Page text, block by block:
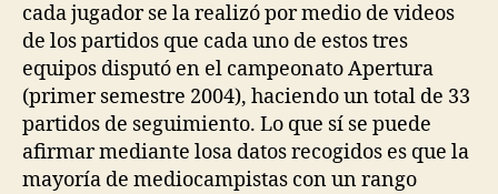
cada jugador se la realizó por medio de videos
de los partidos que cada uno de estos tres
equipos disputó en el campeonato Apertura
(primer semestre 2004), haciendo un total de 33
partidos de seguimiento. Lo que sí se puede
afirmar mediante losa datos recogidos es que la
mayoría de mediocampistas con un rango